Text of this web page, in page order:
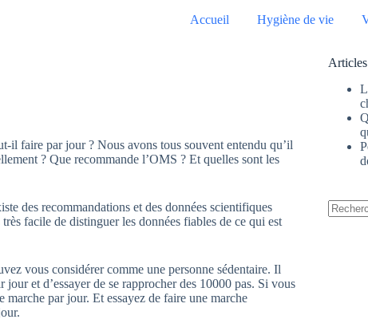
Accueil Hygiène de vie
il faire par jour ? Nous avons tous souvent entendu qu’il
? Que recommande l’OMS ? Et quelles sont les
des recommandations et des données scientifiques
facile de distinguer les données fiables de ce qui est
vous considérer comme une personne sédentaire. Il
et d’essayer de se rapprocher des 10000 pas. Si vous
par jour. Et essayez de faire une marche